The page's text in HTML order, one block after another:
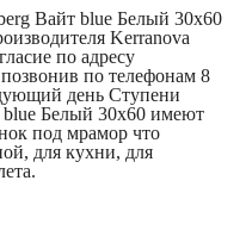
Вайт blue Белый 30x60
Kerranova
по адресу
по телефонам 8
день Ступени
blue Белый 30x60 имеют
под мрамор что
для кухни, для